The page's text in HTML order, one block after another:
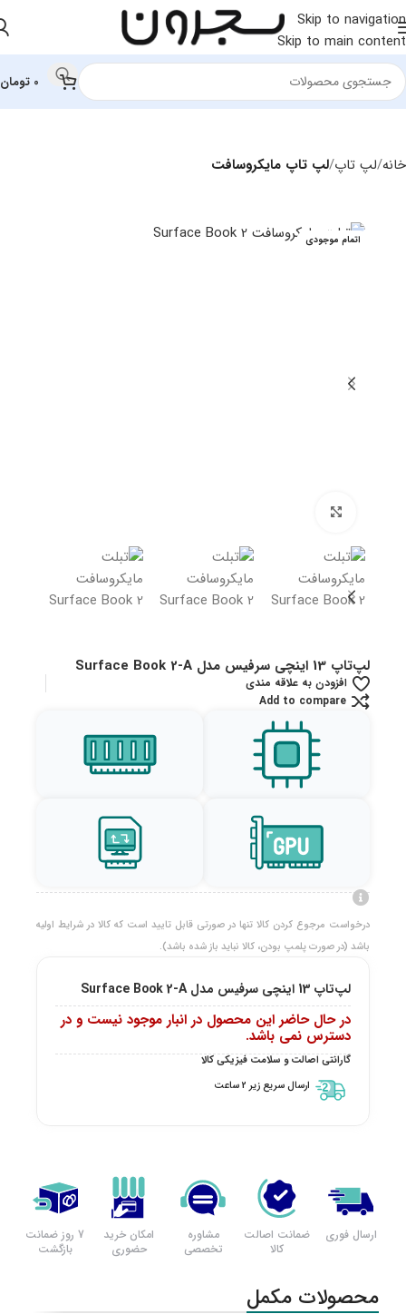
Skip to navigation
Skip to main content
0 تومان
خانه لپ تاپ لپ تاپ مایکروسافت
اتمام موجودی
لپ‌تاپ 13 اینچی سرفیس مدل Surface Book 2-A
افزودن به علاقه مندی
Add to compare
درخواست مرجوع کردن کالا تنها در صورتی قابل تایید است که کالا در شرایط اولیه
باشد (در صورت پلمپ بودن، کالا نباید باز شده باشد).
لپ‌تاپ 13 اینچی سرفیس مدل Surface Book 2-A
در حال حاضر این محصول در انبار موجود نیست و در
دسترس نمی باشد.
گارانتی اصالت و سلامت فیزیکی کالا
ارسال سریع زیر 2 ساعت
ارسال فوری
ضمانت اصالت
کالا
مشاوره
تخصصی
امکان خرید
حضوری
7 روز ضمانت
بازگشت
محصولات مکمل